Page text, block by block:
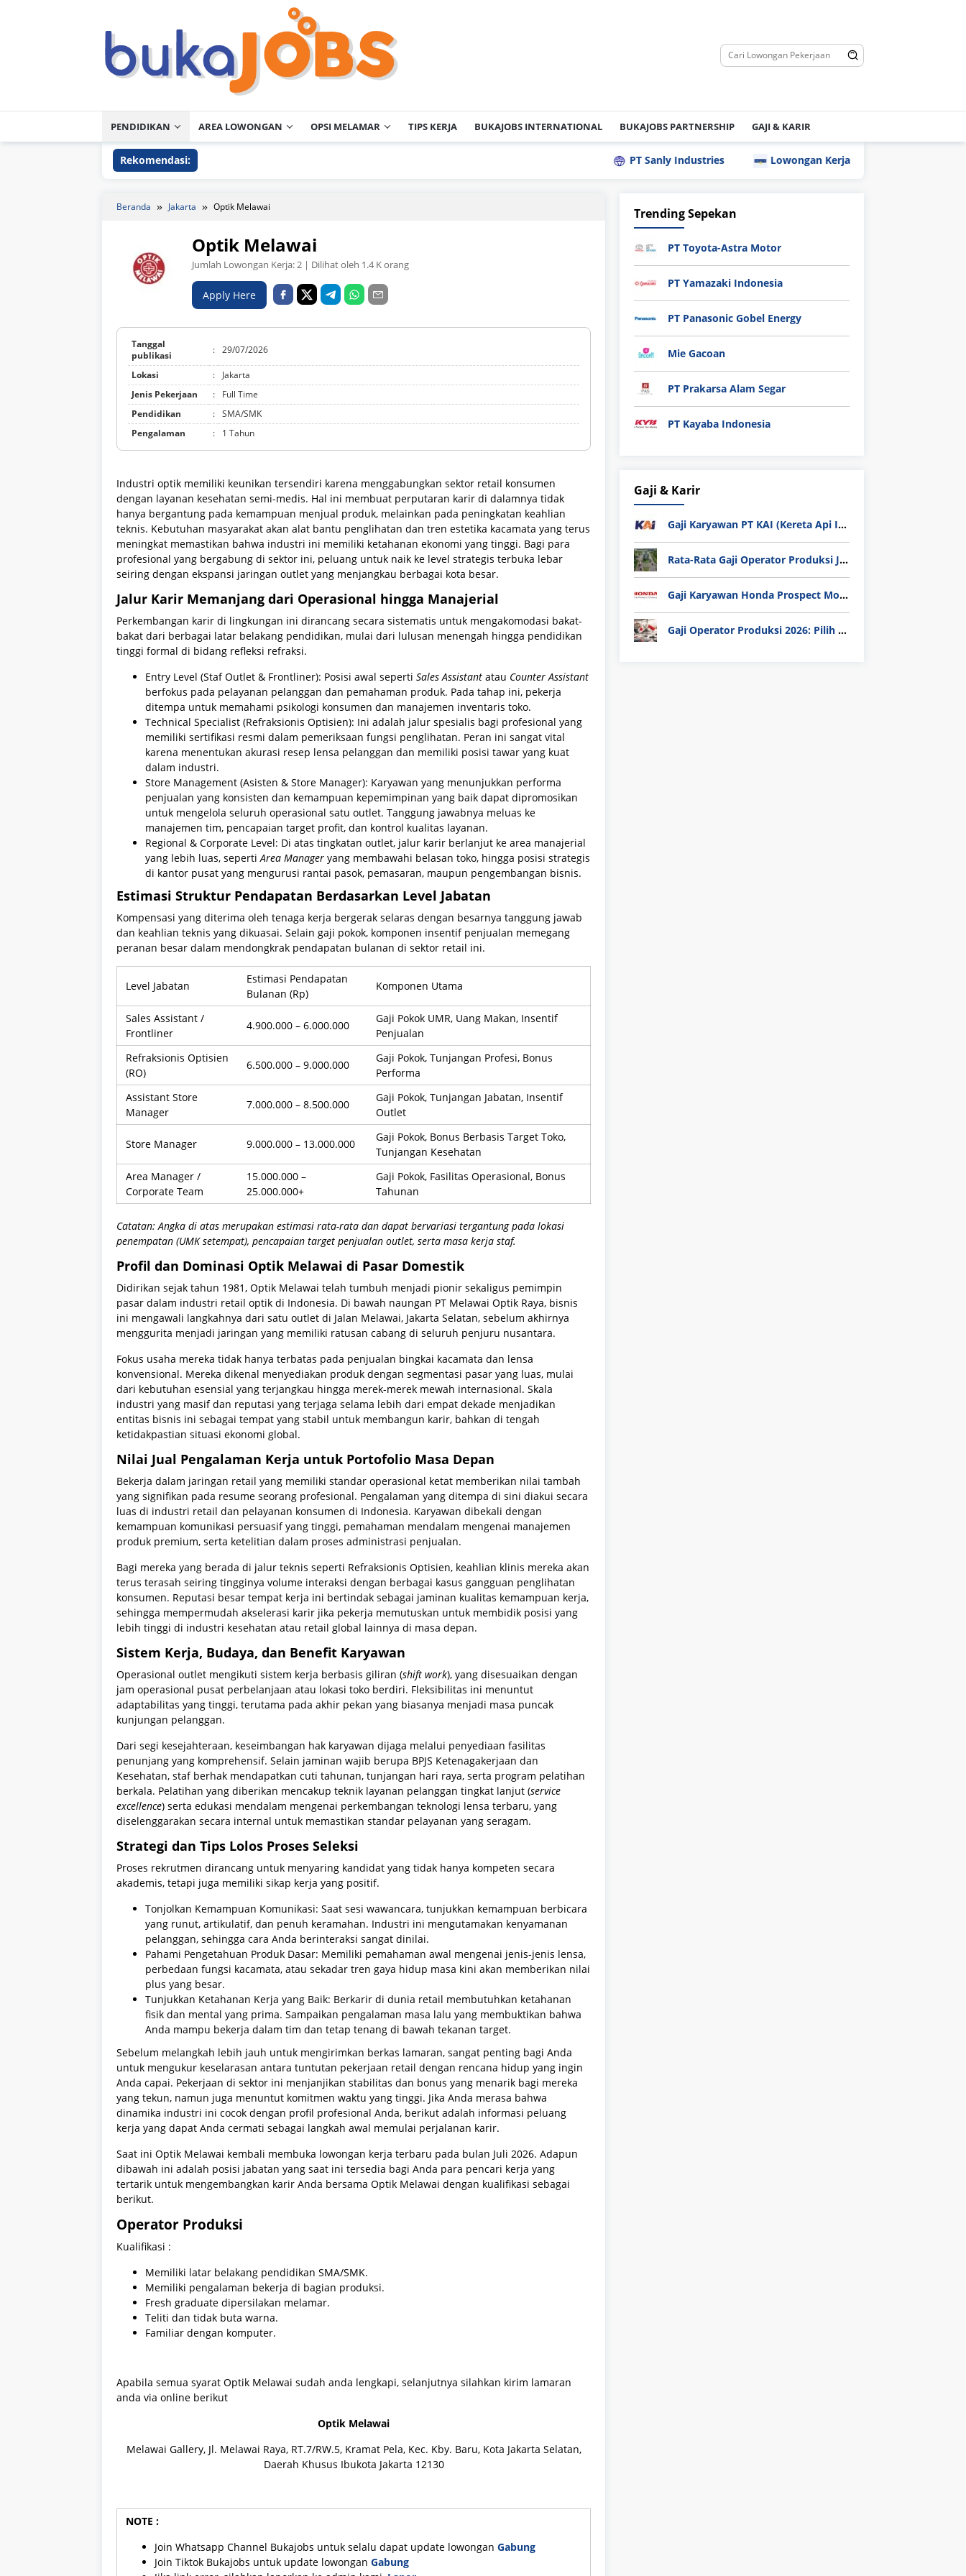
PENDIDIKAN AREA LOWONGAN OPSI MELAMAR TIPS KERJA BUKAJOBS INTERNATIONAL BUKAJOBS PARTNERSHIP GAJI & KARIR
Rekomendasi: PT Sanly Industries Lowongan Kerja PT Nippon Indosari Corpindo Tbk.
Beranda Jakarta Optik Melawai
Optik Melawai
Jumlah Lowongan Kerja:2 | Dilihat oleh 1.4 K orang
Apply Here
Tanggal
publikasi
: 29/07/2026
Lokasi :
Jakarta
Jenis Pekerjaan
:
Full Time
Pendidikan
: SMA/SMK
Pengalaman
: 1 Tahun
Industri optik memiliki keunikan tersendiri karena menggabungkan sektor retail konsumen
dengan layanan kesehatan semi-medis. Hal ini membuat perputaran karir di dalamnya tidak
hanya bergantung pada kemampuan menjual produk, melainkan pada peningkatan keahlian
teknis. Kebutuhan masyarakat akan alat bantu penglihatan dan tren estetika kacamata yang terus
meningkat memastikan bahwa industri ini memiliki ketahanan ekonomi yang tinggi. Bagi para
profesional yang bergabung di sektor ini, peluang untuk naik ke level strategis terbuka lebar
seiring dengan ekspansi jaringan outlet yang menjangkau berbagai kota besar.
Jalur Karir Memanjang dari Operasional hingga Manajerial
Perkembangan karir di lingkungan ini dirancang secara sistematis untuk mengakomodasi bakat-
bakat dari berbagai latar belakang pendidikan, mulai dari lulusan menengah hingga pendidikan
tinggi formal di bidang refleksi refraksi.
Entry Level (Staf Outlet & Frontliner): Posisi awal seperti Sales Assistant atau Counter Assistant
berfokus pada pelayanan pelanggan dan pemahaman produk. Pada tahap ini, pekerja
ditempa untuk memahami psikologi konsumen dan manajemen inventaris toko.
Technical Specialist (Refraksionis Optisien): Ini adalah jalur spesialis bagi profesional yang
memiliki sertifikasi resmi dalam pemeriksaan fungsi penglihatan. Peran ini sangat vital
karena menentukan akurasi resep lensa pelanggan dan memiliki posisi tawar yang kuat
dalam industri.
Store Management (Asisten & Store Manager): Karyawan yang menunjukkan performa
penjualan yang konsisten dan kemampuan kepemimpinan yang baik dapat dipromosikan
untuk mengelola seluruh operasional satu outlet. Tanggung jawabnya meluas ke
manajemen tim, pencapaian target profit, dan kontrol kualitas layanan.
Regional & Corporate Level: Di atas tingkatan outlet, jalur karir berlanjut ke area manajerial
yang lebih luas, sepertiArea Manager yang membawahi belasan toko, hingga posisi strategis
di kantor pusat yang mengurusi rantai pasok, pemasaran, maupun pengembangan bisnis.
Estimasi Struktur Pendapatan Berdasarkan Level Jabatan
Kompensasi yang diterima oleh tenaga kerja bergerak selaras dengan besarnya tanggung jawab
dan keahlian teknis yang dikuasai. Selain gaji pokok, komponen insentif penjualan memegang
peranan besar dalam mendongkrak pendapatan bulanan di sektor retail ini.
Level Jabatan
Estimasi Pendapatan
Bulanan (Rp)
Komponen Utama
Sales Assistant /
Frontliner
4.900.000 – 6.000.000
Gaji Pokok UMR, Uang Makan, Insentif
Penjualan
Refraksionis Optisien
(RO)
6.500.000 – 9.000.000
Gaji Pokok, Tunjangan Profesi, Bonus
Performa
Assistant Store
Manager
7.000.000 – 8.500.000
Gaji Pokok, Tunjangan Jabatan, Insentif
Outlet
Store Manager 9.000.000 – 13.000.000
Gaji Pokok, Bonus Berbasis Target Toko,
Tunjangan Kesehatan
Area Manager /
Corporate Team
15.000.000 –
25.000.000+
Gaji Pokok, Fasilitas Operasional, Bonus
Tahunan
Catatan: Angka di atas merupakan estimasi rata-rata dan dapat bervariasi tergantung pada lokasi
penempatan (UMK setempat), pencapaian target penjualan outlet, serta masa kerja staf.
Profil dan Dominasi Optik Melawai di Pasar Domestik
Didirikan sejak tahun 1981, Optik Melawai telah tumbuh menjadi pionir sekaligus pemimpin
pasar dalam industri retail optik di Indonesia. Di bawah naungan PT Melawai Optik Raya, bisnis
ini mengawali langkahnya dari satu outlet di Jalan Melawai, Jakarta Selatan, sebelum akhirnya
menggurita menjadi jaringan yang memiliki ratusan cabang di seluruh penjuru nusantara.
Fokus usaha mereka tidak hanya terbatas pada penjualan bingkai kacamata dan lensa
konvensional. Mereka dikenal menyediakan produk dengan segmentasi pasar yang luas, mulai
dari kebutuhan esensial yang terjangkau hingga merek-merek mewah internasional. Skala
industri yang masif dan reputasi yang terjaga selama lebih dari empat dekade menjadikan
entitas bisnis ini sebagai tempat yang stabil untuk membangun karir, bahkan di tengah
ketidakpastian situasi ekonomi global.
Nilai Jual Pengalaman Kerja untuk Portofolio Masa Depan
Bekerja dalam jaringan retail yang memiliki standar operasional ketat memberikan nilai tambah
yang signifikan pada resume seorang profesional. Pengalaman yang ditempa di sini diakui secara
luas di industri retail dan pelayanan konsumen di Indonesia. Karyawan dibekali dengan
kemampuan komunikasi persuasif yang tinggi, pemahaman mendalam mengenai manajemen
produk premium, serta ketelitian dalam proses administrasi penjualan.
Bagi mereka yang berada di jalur teknis seperti Refraksionis Optisien, keahlian klinis mereka akan
terus terasah seiring tingginya volume interaksi dengan berbagai kasus gangguan penglihatan
konsumen. Reputasi besar tempat kerja ini bertindak sebagai jaminan kualitas kemampuan kerja,
sehingga mempermudah akselerasi karir jika pekerja memutuskan untuk membidik posisi yang
lebih tinggi di industri kesehatan atau retail global lainnya di masa depan.
Sistem Kerja, Budaya, dan Benefit Karyawan
Operasional outlet mengikuti sistem kerja berbasis giliran (shift work), yang disesuaikan dengan
jam operasional pusat perbelanjaan atau lokasi toko berdiri. Fleksibilitas ini menuntut
adaptabilitas yang tinggi, terutama pada akhir pekan yang biasanya menjadi masa puncak
kunjungan pelanggan.
Dari segi kesejahteraan, keseimbangan hak karyawan dijaga melalui penyediaan fasilitas
penunjang yang komprehensif. Selain jaminan wajib berupa BPJS Ketenagakerjaan dan
Kesehatan, staf berhak mendapatkan cuti tahunan, tunjangan hari raya, serta program pelatihan
berkala. Pelatihan yang diberikan mencakup teknik layanan pelanggan tingkat lanjut (service
excellence) serta edukasi mendalam mengenai perkembangan teknologi lensa terbaru, yang
diselenggarakan secara internal untuk memastikan standar pelayanan yang seragam.
Strategi dan Tips Lolos Proses Seleksi
Proses rekrutmen dirancang untuk menyaring kandidat yang tidak hanya kompeten secara
akademis, tetapi juga memiliki sikap kerja yang positif.
Tonjolkan Kemampuan Komunikasi: Saat sesi wawancara, tunjukkan kemampuan berbicara
yang runut, artikulatif, dan penuh keramahan. Industri ini mengutamakan kenyamanan
pelanggan, sehingga cara Anda berinteraksi sangat dinilai.
Pahami Pengetahuan Produk Dasar: Memiliki pemahaman awal mengenai jenis-jenis lensa,
perbedaan fungsi kacamata, atau sekadar tren gaya hidup masa kini akan memberikan nilai
plus yang besar.
Tunjukkan Ketahanan Kerja yang Baik: Berkarir di dunia retail membutuhkan ketahanan
fisik dan mental yang prima. Sampaikan pengalaman masa lalu yang membuktikan bahwa
Anda mampu bekerja dalam tim dan tetap tenang di bawah tekanan target.
Sebelum melangkah lebih jauh untuk mengirimkan berkas lamaran, sangat penting bagi Anda
untuk mengukur keselarasan antara tuntutan pekerjaan retail dengan rencana hidup yang ingin
Anda capai. Pekerjaan di sektor ini menjanjikan stabilitas dan bonus yang menarik bagi mereka
yang tekun, namun juga menuntut komitmen waktu yang tinggi. Jika Anda merasa bahwa
dinamika industri ini cocok dengan profil profesional Anda, berikut adalah informasi peluang
kerja yang dapat Anda cermati sebagai langkah awal memulai perjalanan karir.
Saat ini Optik Melawai kembali membuka lowongan kerja terbaru pada bulan Juli 2026. Adapun
dibawah ini adalah posisi jabatan yang saat ini tersedia bagi Anda para pencari kerja yang
tertarik untuk mengembangkan karir Anda bersama Optik Melawai dengan kualifikasi sebagai
berikut.
Operator Produksi
Kualifikasi :
Memiliki latar belakang pendidikan SMA/SMK.
Memiliki pengalaman bekerja di bagian produksi.
Fresh graduate dipersilakan melamar.
Teliti dan tidak buta warna.
Familiar dengan komputer.
Apabila semua syarat Optik Melawai sudah anda lengkapi, selanjutnya silahkan kirim lamaran
anda via online berikut
Optik Melawai
Melawai Gallery, Jl. Melawai Raya, RT.7/RW.5, Kramat Pela, Kec. Kby. Baru, Kota Jakarta Selatan,
Daerah Khusus Ibukota Jakarta 12130
NOTE :
Join Whatsapp Channel Bukajobs untuk selalu dapat update lowongan Gabung
Join Tiktok Bukajobs untuk update lowongan Gabung
Trending Sepekan
PT Toyota-Astra Motor
PT Yamazaki Indonesia
PT Panasonic Gobel Energy
Mie Gacoan
PT Prakarsa Alam Segar
PT Kayaba Indonesia
Gaji & Karir
Gaji Karyawan PT KAI (Kereta Api Indonesia) Update 2025
Rata-Rata Gaji Operator Produksi Jabodetabek 2025: Bedah Tuntas UMK, Lemburan, dan Realita Hidup Buruh
Gaji Karyawan Honda Prospect Motor Semua Divisi
Gaji Operator Produksi 2026: Pilih PT Astra Honda Motor (AHM) atau Manufaktur di Jepang?